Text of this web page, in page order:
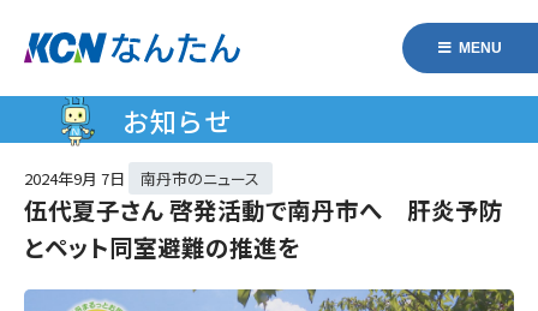
MENU
お知らせ
2024年9月 7日 南丹市のニュース
伍代夏子さん 啓発活動で南丹市へ 肝炎予防
とペット同室避難の推進を